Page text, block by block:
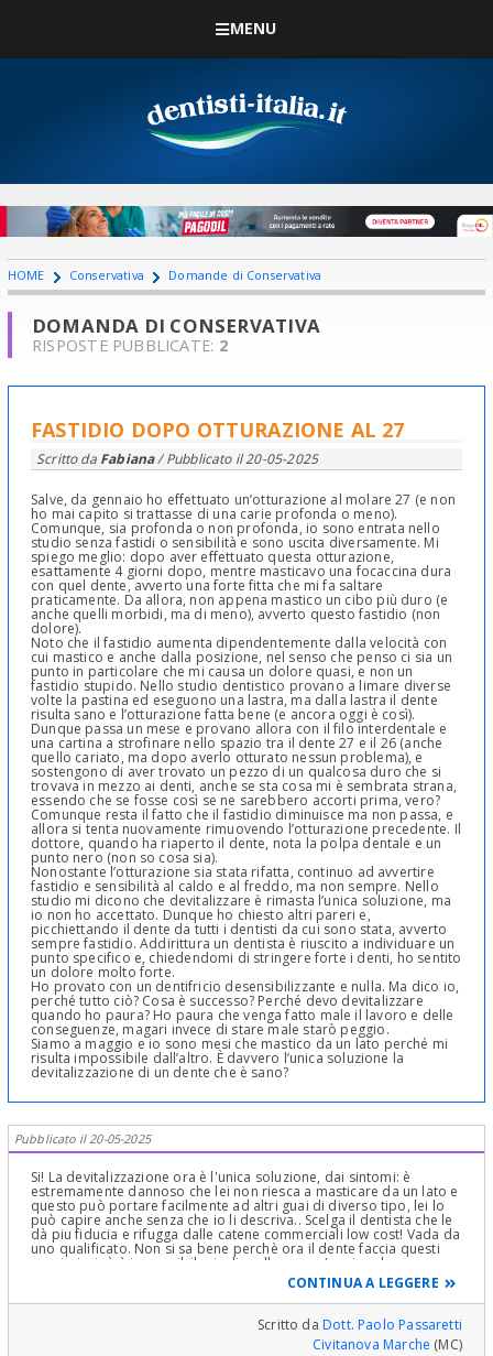
MENU
HOME Conservativa Domande di Conservativa
DOMANDA DI CONSERVATIVA
RISPOSTE PUBBLICATE: 2
FASTIDIO DOPO OTTURAZIONE AL 27
Scritto da Fabiana/ Pubblicato il20-05-2025
Salve, da gennaio ho effettuato un’otturazione al molare 27 (e non
ho mai capito si trattasse di una carie profonda o meno).
Comunque, sia profonda o non profonda, io sono entrata nello
studio senza fastidi o sensibilità e sono uscita diversamente. Mi
spiego meglio: dopo aver effettuato questa otturazione,
esattamente 4 giorni dopo, mentre masticavo una focaccina dura
con quel dente, avverto una forte fitta che mi fa saltare
praticamente. Da allora, non appena mastico un cibo più duro (e
anche quelli morbidi, ma di meno), avverto questo fastidio (non
dolore).
Noto che il fastidio aumenta dipendentemente dalla velocità con
cui mastico e anche dalla posizione, nel senso che penso ci sia un
punto in particolare che mi causa un dolore quasi, e non un
fastidio stupido. Nello studio dentistico provano a limare diverse
volte la pastina ed eseguono una lastra, ma dalla lastra il dente
risulta sano e l’otturazione fatta bene (e ancora oggi è così).
Dunque passa un mese e provano allora con il filo interdentale e
una cartina a strofinare nello spazio tra il dente 27 e il 26 (anche
quello cariato, ma dopo averlo otturato nessun problema), e
sostengono di aver trovato un pezzo di un qualcosa duro che si
trovava in mezzo ai denti, anche se sta cosa mi è sembrata strana,
essendo che se fosse così se ne sarebbero accorti prima, vero?
Comunque resta il fatto che il fastidio diminuisce ma non passa, e
allora si tenta nuovamente rimuovendo l’otturazione precedente. Il
dottore, quando ha riaperto il dente, nota la polpa dentale e un
punto nero (non so cosa sia).
Nonostante l’otturazione sia stata rifatta, continuo ad avvertire
fastidio e sensibilità al caldo e al freddo, ma non sempre. Nello
studio mi dicono che devitalizzare è rimasta l’unica soluzione, ma
io non ho accettato. Dunque ho chiesto altri pareri e,
picchiettando il dente da tutti i dentisti da cui sono stata, avverto
sempre fastidio. Addirittura un dentista è riuscito a individuare un
punto specifico e, chiedendomi di stringere forte i denti, ho sentito
un dolore molto forte.
Ho provato con un dentifricio desensibilizzante e nulla. Ma dico io,
perché tutto ciò? Cosa è successo? Perché devo devitalizzare
quando ho paura? Ho paura che venga fatto male il lavoro e delle
conseguenze, magari invece di stare male starò peggio.
Siamo a maggio e io sono mesi che mastico da un lato perché mi
risulta impossibile dall’altro. È davvero l’unica soluzione la
devitalizzazione di un dente che è sano?
Pubblicato il 20-05-2025
Si! La devitalizzazione ora è l'unica soluzione, dai sintomi: è
estremamente dannoso che lei non riesca a masticare da un lato e
questo può portare facilmente ad altri guai di diverso tipo, lei lo
può capire anche senza che io li descriva.. Scelga il dentista che le
dà piu fiducia e rifugga dalle catene commerciali low cost! Vada da
uno qualificato. Non si sa bene perchè ora il dente faccia questi
capricci, cioè è impossibile risalire alla causa (capisco la sua
sfiducia), ma i sintomi sono ben chiari per l'indicazione ad una
terapia canalare, prima che insorga una infezione (fatalmente
accadrà), ben peggiore da curare
CONTINUA A LEGGERE
Scritto daDott. Paolo Passaretti
Civitanova Marche (MC)